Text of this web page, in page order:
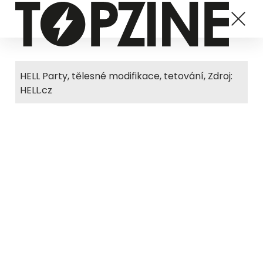
HELL Party, tělesné modifikace, tetování, Zdroj:
HELL.cz